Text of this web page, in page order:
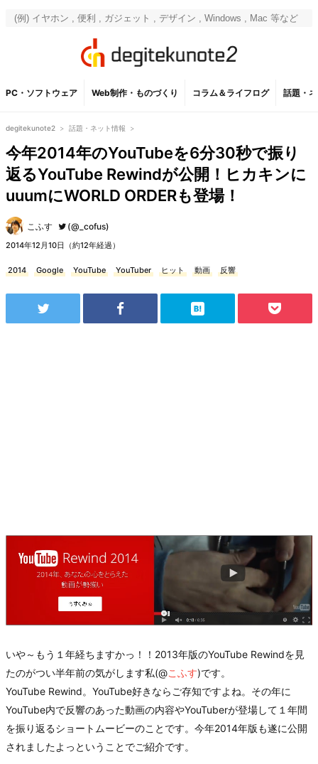
PC・ソフトウェア Web制作・ものづくり コラム＆ライフログ 話題・
degitekunote2 > 話題・ネット情報 >
今年2014年のYouTubeを6分30秒で振り
返るYouTube Rewindが公開！ヒカキンに
uuumにWORLD ORDERも登場！
こふす (@_cofus)
2014年12月10日（約12年経過）
2014 Google YouTube YouTuber ヒット 動画 反響
いや～もう１年経ちますかっ！！2013年版のYouTube Rewindを見
たのがつい半年前の気がします私(@こふす)です。
YouTube Rewind。YouTube好きならご存知ですよね。その年に
YouTube内で反響のあった動画の内容やYouTuberが登場して１年間
を振り返るショートムービーのことです。今年2014年版も遂に公開
されましたよっということでご紹介です。